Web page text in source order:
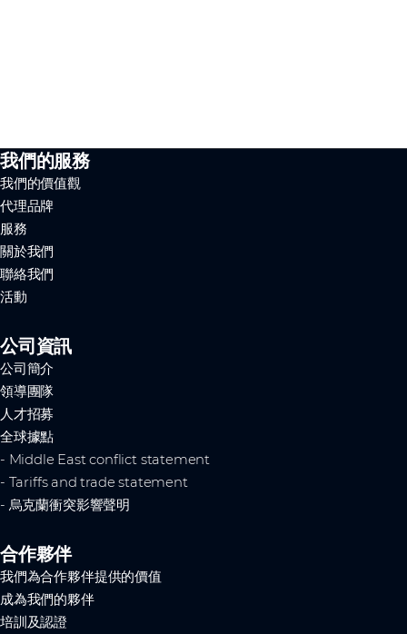
我們的服務
我們的價值觀
代理品牌
服務
關於我們
聯絡我們
活動
公司資訊
公司簡介
領導團隊
人才招募
全球據點
- Middle East conflict statement
- Tariffs and trade statement
- 烏克蘭衝突影響聲明
合作夥伴
我們為合作夥伴提供的價值
成為我們的夥伴
培訓及認證